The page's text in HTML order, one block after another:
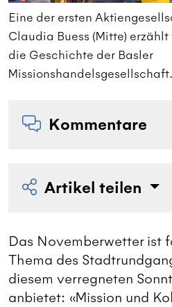
Eine der ersten
Claudia Buess (Mitte)
die Geschichte der Basler
Kommentare
Artikel teilen
Das Novemberwetter ist
Thema des
diesem verregneten
anbietet: «Mission und